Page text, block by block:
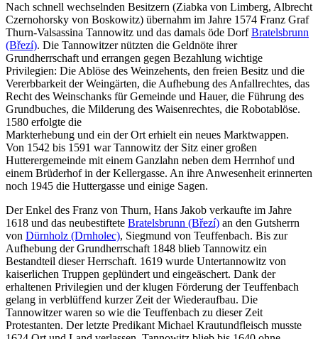
Nach schnell wechselnden Besitzern (Ziabka von Limberg, Albrecht
Czernohorsky von Boskowitz) übernahm im Jahre 1574 Franz Graf
Thurn-Valsassina Tannowitz und das damals öde DorfBratelsbrunn
(Březí). Die Tannowitzer nützten die Geldnöte ihrer
Grundherrschaft und errangen gegen Bezahlung wichtige
Privilegien: Die Ablöse des Weinzehents, den freien Besitz und die
Vererbbarkeit der Weingärten, die Aufhebung des Anfallrechtes, das
Recht des Weinschanks für Gemeinde und Hauer, die Führung des
Grundbuches, die Milderung des Waisenrechtes, die Robotablöse.
1580 erfolgte die
Markterhebung und ein der Ort erhielt ein neues Marktwappen.
Von 1542 bis 1591 war Tannowitz der Sitz einer großen
Hutterergemeinde mit einem Ganzlahn neben dem Herrnhof und
einem Brüderhof in der Kellergasse. An ihre Anwesenheit erinnerten
noch 1945 die Huttergasse und einige Sagen.
Der Enkel des Franz von Thurn, Hans Jakob verkaufte im Jahre
1618 und das neubestiftete Bratelsbrunn (Březí) an den Gutsherrn
von Dürnholz (Drnholec), Siegmund von Teuffenbach. Bis zur
Aufhebung der Grundherrschaft 1848 blieb Tannowitz ein
Bestandteil dieser Herrschaft. 1619 wurde Untertannowitz von
kaiserlichen Truppen geplündert und eingeäschert. Dank der
erhaltenen Privilegien und der klugen Förderung der Teuffenbach
gelang in verblüffend kurzer Zeit der Wiederaufbau. Die
Tannowitzer waren so wie die Teuffenbach zu dieser Zeit
Protestanten. Der letzte Predikant Michael Krautundfleisch musste